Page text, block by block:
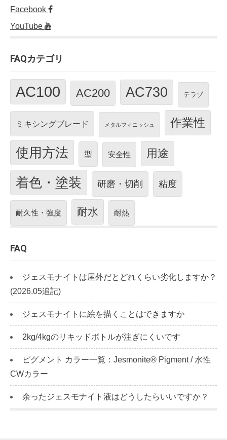
Facebook
YouTube
FAQカテゴリ
AC100 AC200 AC730 テラゾ
ミキシングブレード メタルフィニッシュ 作業性
使用方法 型 安全性 用途
着色・塗装 研磨・切削 粘度
耐久性・強度 耐水 耐熱
FAQ
ジェスモナイトは屋外だとどれくらい劣化しますか？
(2026.05追記)
ジェスモナイトに絵を描くことはできますか
2kg/4kgのリキッドボトルが注ぎにくいです
ピグメント カラー一覧：Jesmonite® Pigment / 水性
CWカラー
余ったジェスモナイト液はどうしたらいいですか？